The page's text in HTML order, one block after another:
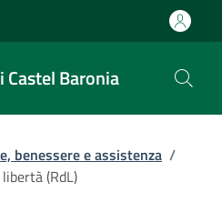
Castel Baronia
benessere e assistenza /
(RdL)